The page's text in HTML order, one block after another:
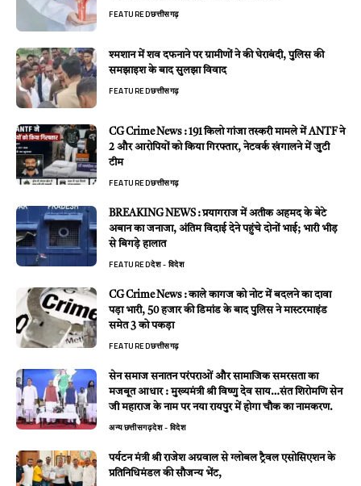
FEATUREDछत्तीसगढ़
श्मशान में शव दफनाने पर ग्रामीणों ने की घेराबंदी, पुलिस की
समझाइश के बाद सुलझा विवाद
FEATUREDछत्तीसगढ़
CG Crime News : 191 किलो गांजा तस्करी मामले में ANTF ने
2 और आरोपियों को किया गिरफ्तार, नेटवर्क खंगालने में जुटी
टीम
FEATUREDछत्तीसगढ़
BREAKING NEWS : प्रयागराज में अतीक अहमद के बेटे
अबान का जनाजा, अंतिम विदाई देने पहुंचे दोनों भाई; भारी भीड़
से बिगड़े हालात
FEATUREDदेश - विदेश
CG Crime News : काले कागज को नोट में बदलने का दावा
पड़ा भारी, 50 हजार की डिमांड के बाद पुलिस ने मास्टरमाइंड
समेत 3 को पकड़ा
FEATUREDछत्तीसगढ़
सेन समाज सनातन परंपराओं और सामाजिक समरसता का
मजबूत आधार : मुख्यमंत्री श्री विष्णु देव साय…संत शिरोमणि सेन
जी महाराज के नाम पर नया रायपुर में होगा चौक का नामकरण.
अन्यछत्तीसगढ़देश - विदेश
पर्यटन मंत्री श्री राजेश अग्रवाल से ग्लोबल ट्रैवल एसोसिएशन के
प्रतिनिधिमंडल की सौजन्य भेंट,